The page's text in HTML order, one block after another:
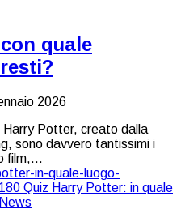
quale
2026
Harry Potter, creato dalla
sono davvero tantissimi i
film,…